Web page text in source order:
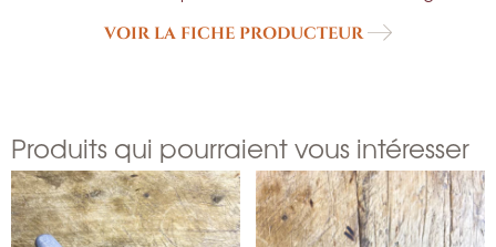
VOIR LA FICHE PRODUCTEUR
Produits qui pourraient vous intéresser